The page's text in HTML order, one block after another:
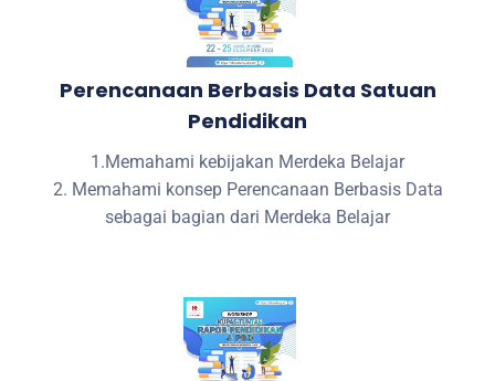
Perencanaan Berbasis Data Satuan
Pendidikan
1.Memahami kebijakan Merdeka Belajar
2. Memahami konsep Perencanaan Berbasis Data
sebagai bagian dari Merdeka Belajar